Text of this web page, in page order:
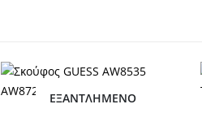
ΕΞΑΝΤΛΗΜΈΝΟ
Αυτό το προϊόν έχει πολλαπλές παραλλαγές. Οι επιλογές μπορούν να επιλεγούν στη σελίδα του προϊόντος